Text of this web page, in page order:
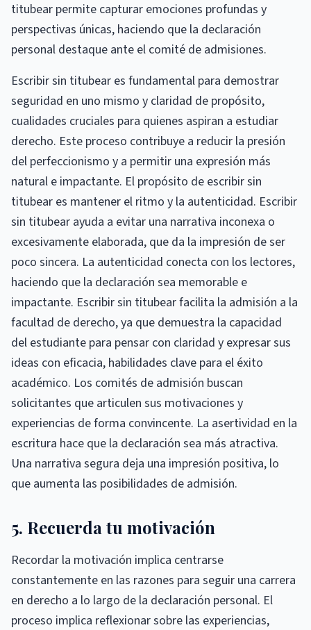
titubear permite capturar emociones profundas y
perspectivas únicas, haciendo que la declaración
personal destaque ante el comité de admisiones.
Escribir sin titubear es fundamental para demostrar
seguridad en uno mismo y claridad de propósito,
cualidades cruciales para quienes aspiran a estudiar
derecho. Este proceso contribuye a reducir la presión
del perfeccionismo y a permitir una expresión más
natural e impactante. El propósito de escribir sin
titubear es mantener el ritmo y la autenticidad. Escribir
sin titubear ayuda a evitar una narrativa inconexa o
excesivamente elaborada, que da la impresión de ser
poco sincera. La autenticidad conecta con los lectores,
haciendo que la declaración sea memorable e
impactante. Escribir sin titubear facilita la admisión a la
facultad de derecho, ya que demuestra la capacidad
del estudiante para pensar con claridad y expresar sus
ideas con eficacia, habilidades clave para el éxito
académico. Los comités de admisión buscan
solicitantes que articulen sus motivaciones y
experiencias de forma convincente. La asertividad en la
escritura hace que la declaración sea más atractiva.
Una narrativa segura deja una impresión positiva, lo
que aumenta las posibilidades de admisión.
5. Recuerda tu motivación
Recordar la motivación implica centrarse
constantemente en las razones para seguir una carrera
en derecho a lo largo de la declaración personal. El
proceso implica reflexionar sobre las experiencias,